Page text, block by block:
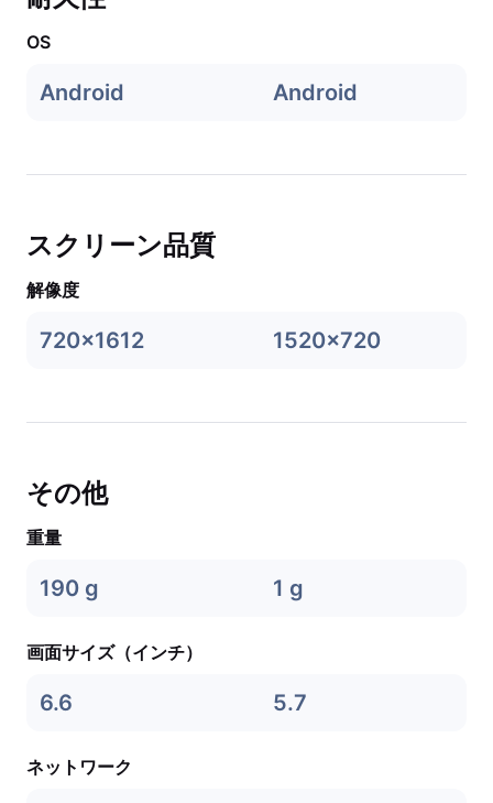
OS
Android Android
スクリーン品質
解像度
720x1612 1520x720
その他
重量
190 g 1 g
画面サイズ（インチ）
6.6 5.7
ネットワーク